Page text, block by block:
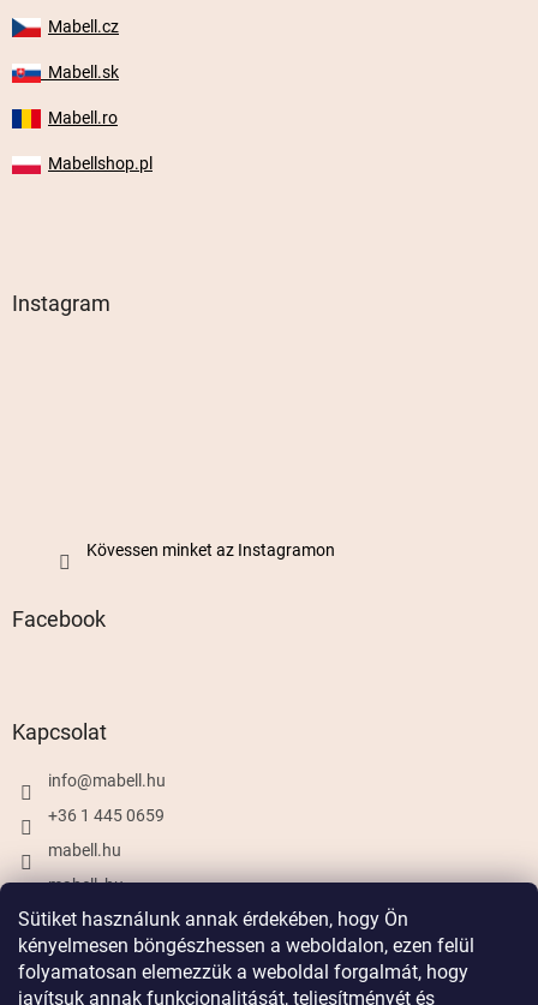
Sütiket használunk annak érdekében, hogy Ön
kényelmesen böngészhessen a weboldalon, ezen felül
folyamatosan elemezzük a weboldal forgalmát, hogy
javítsuk annak funkcionalitását, teljesítményét és
Mabell.cz
Mabell.sk
Mabell.ro
Mabellshop.pl
Instagram
Kövessen minket az Instagramon
Facebook
Kapcsolat
info@mabell.hu
+36 1 445 0659
mabell.hu
mabell_hu
Shoptet készítette